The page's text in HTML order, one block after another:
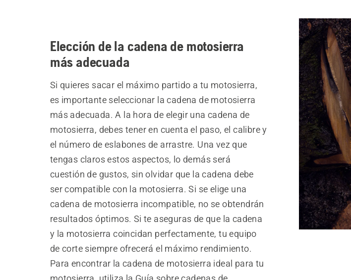
Elección de la cadena de motosierra
más adecuada
Si quieres sacar el máximo partido a tu motosierra,
es importante seleccionar la cadena de motosierra
más adecuada. A la hora de elegir una cadena de
motosierra, debes tener en cuenta el paso, el calibre y
el número de eslabones de arrastre. Una vez que
tengas claros estos aspectos, lo demás será
cuestión de gustos, sin olvidar que la cadena debe
ser compatible con la motosierra. Si se elige una
cadena de motosierra incompatible, no se obtendrán
resultados óptimos. Si te aseguras de que la cadena
y la motosierra coincidan perfectamente, tu equipo
de corte siempre ofrecerá el máximo rendimiento.
Para encontrar la cadena de motosierra ideal para tu